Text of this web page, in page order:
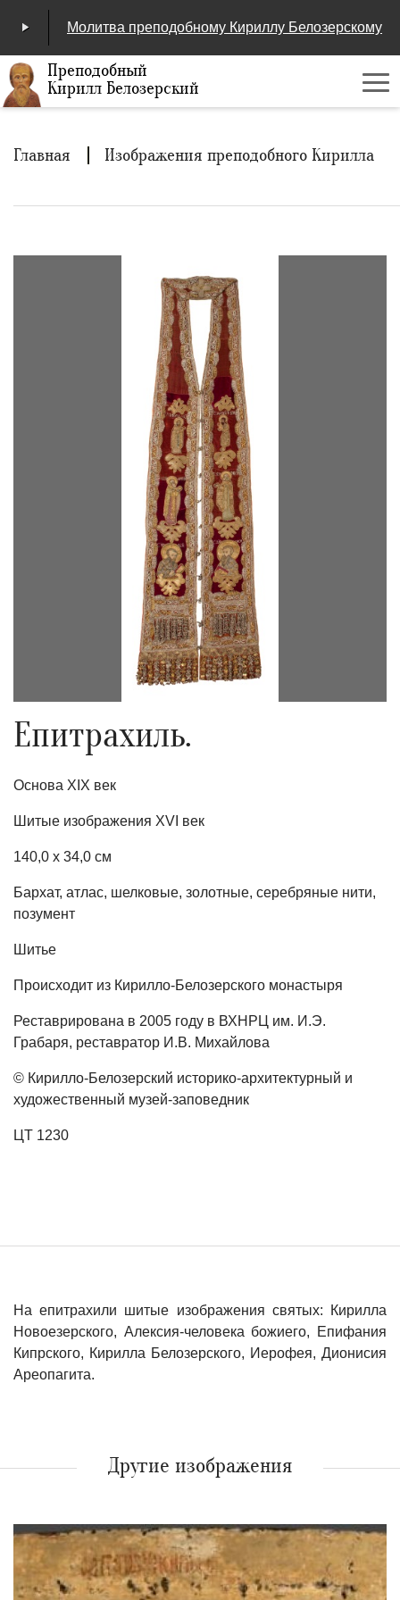
00:00 04:25
Молитва преподобному Кириллу Белозерскому
Преподобный
Кирилл Белозерский
Строка
навигации
Главная Изображения преподобного Кирилла
Епитрахиль.
Основа XIX век
Шитые изображения XVI век
140,0 х 34,0 см
Бархат, атлас, шелковые, золотные, серебряные нити,
позумент
Шитье
Происходит из Кирилло-Белозерского монастыря
Реставрирована в 2005 году в ВХНРЦ им. И.Э.
Грабаря, реставратор И.В. Михайлова
© Кирилло-Белозерский историко-архитектурный и
художественный музей-заповедник
ЦТ 1230
На епитрахили шитые изображения святых: Кирилла
Новоезерского, Алексия-человека божиего, Епифания
Кипрского, Кирилла Белозерского, Иерофея, Дионисия
Ареопагита.
Другие изображения